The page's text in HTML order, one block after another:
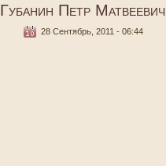
Губанин Петр Матвеевич
28 Сентябрь, 2011 - 06:44